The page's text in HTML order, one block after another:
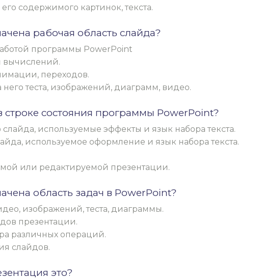
содержимого картинок, текста.
рабочая область слайда?
программы PowerPoint
вычислений.
переходов.
теста, изображений, диаграмм, видео.
строке состояния программы PowerPoint?
используемые эффекты и язык набора текста.
используемое оформление и язык набора текста.
или редактируемой презентации.
область задач в PowerPoint?
изображений, теста, диаграммы.
презентации.
различных операций.
слайдов.
это?